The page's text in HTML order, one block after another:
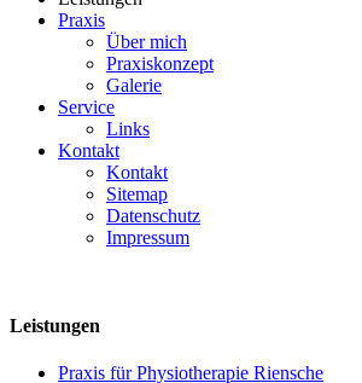
Praxis
Über mich
Praxiskonzept
Galerie
Service
Links
Kontakt
Kontakt
Sitemap
Datenschutz
Impressum
Leistungen
Praxis für Physiotherapie Riensche